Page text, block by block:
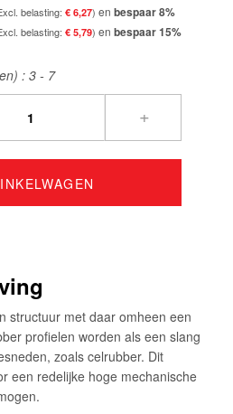
€ 6,27 en bespaar8%
€ 5,79 en bespaar15%
: 3 - 7
+
structuur met daar omheen een
profielen worden als een slang
zoals celrubber. Dit
een redelijke hoge mechanische